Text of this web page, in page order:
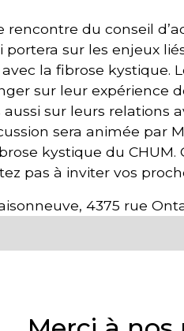
rencontre du conseil
sur les enjeux
la fibrose kystique.
sur leur expérience
sur leurs relations
sera animée par
kystique du CHUM.
pas à inviter vos
4375 rue